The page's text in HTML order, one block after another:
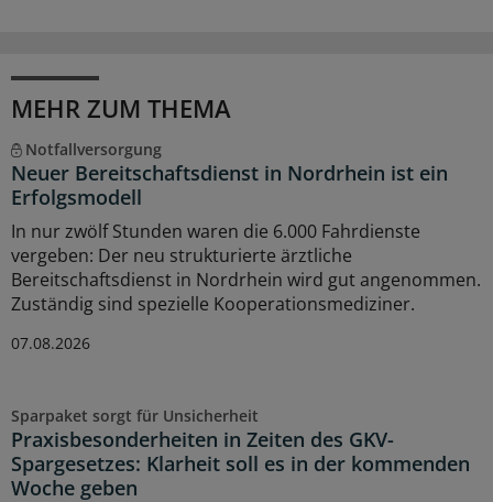
MEHR ZUM THEMA
Notfallversorgung
Neuer Bereitschaftsdienst in Nordrhein ist ein
Erfolgsmodell
In nur zwölf Stunden waren die 6.000 Fahrdienste
vergeben: Der neu strukturierte ärztliche
Bereitschaftsdienst in Nordrhein wird gut angenommen.
Zuständig sind spezielle Kooperationsmediziner.
07.08.2026
Sparpaket sorgt für Unsicherheit
Praxisbesonderheiten in Zeiten des GKV-
Spargesetzes: Klarheit soll es in der kommenden
Woche geben